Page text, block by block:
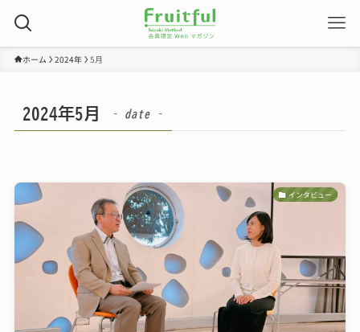
ホーム 2024年 5月
2024年5月 – date –
インタビュー